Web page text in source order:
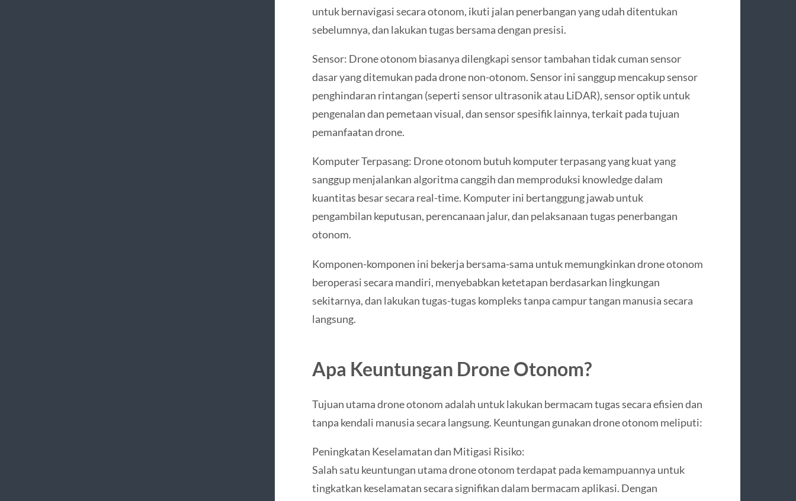
untuk bernavigasi secara otonom, ikuti jalan penerbangan yang udah ditentukan
sebelumnya, dan lakukan tugas bersama dengan presisi.
Sensor: Drone otonom biasanya dilengkapi sensor tambahan tidak cuman sensor
dasar yang ditemukan pada drone non-otonom. Sensor ini sanggup mencakup sensor
penghindaran rintangan (seperti sensor ultrasonik atau LiDAR), sensor optik untuk
pengenalan dan pemetaan visual, dan sensor spesifik lainnya, terkait pada tujuan
pemanfaatan drone.
Komputer Terpasang: Drone otonom butuh komputer terpasang yang kuat yang
sanggup menjalankan algoritma canggih dan memproduksi knowledge dalam
kuantitas besar secara real-time. Komputer ini bertanggung jawab untuk
pengambilan keputusan, perencanaan jalur, dan pelaksanaan tugas penerbangan
otonom.
Komponen-komponen ini bekerja bersama-sama untuk memungkinkan drone otonom
beroperasi secara mandiri, menyebabkan ketetapan berdasarkan lingkungan
sekitarnya, dan lakukan tugas-tugas kompleks tanpa campur tangan manusia secara
langsung.
Apa Keuntungan Drone Otonom?
Tujuan utama drone otonom adalah untuk lakukan bermacam tugas secara efisien dan
tanpa kendali manusia secara langsung. Keuntungan gunakan drone otonom meliputi:
Peningkatan Keselamatan dan Mitigasi Risiko:
Salah satu keuntungan utama drone otonom terdapat pada kemampuannya untuk
tingkatkan keselamatan secara signifikan dalam bermacam aplikasi. Dengan